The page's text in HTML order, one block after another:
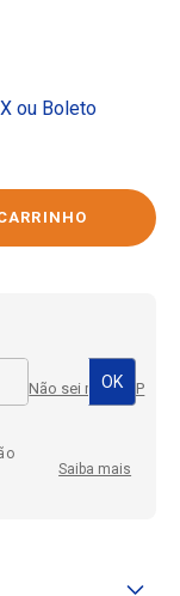
ou Boleto
Não sei meu CEP
Saiba mais